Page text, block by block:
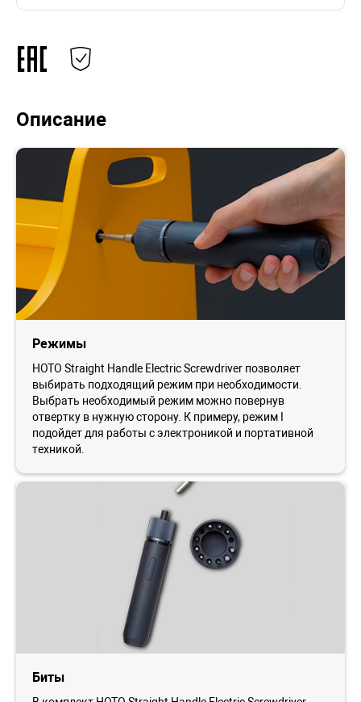
Описание
Режимы
HOTO Straight Handle Electric Screwdriver позволяет
выбирать подходящий режим при необходимости.
Выбрать необходимый режим можно повернув
отвертку в нужную сторону. К примеру, режим I
подойдет для работы с электроникой и портативной
техникой.
Биты